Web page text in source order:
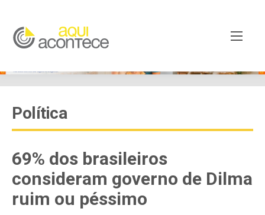
Política
69% dos brasileiros
consideram governo de Dilma
ruim ou péssimo